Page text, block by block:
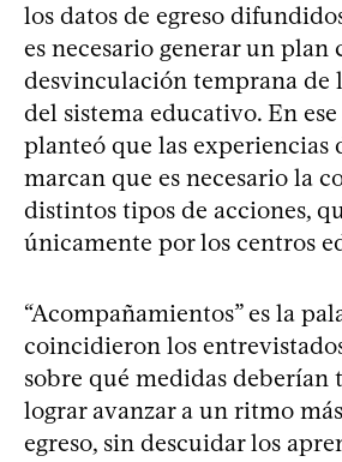
los datos de egreso
es necesario generar un plan
desvinculación temprana de
del sistema educativo. En
planteó que las experiencias
marcan que es necesario la
distintos tipos de acciones,
únicamente por los centros
“Acompañamientos” es la
coincidieron los
sobre qué medidas deberían
lograr avanzar a un ritmo
egreso, sin descuidar los